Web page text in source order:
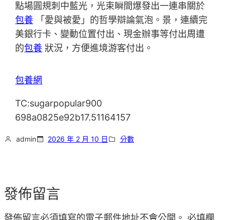
點場圓規刺中藍光，光束瞬間爆發出一連串關於
包養 「愛與被愛」的哲學辯論氣泡。景，連續完
美銀行卡、變動位置付出、現金辦事等付出周遭
的包養 狀況，方便進境游客付出。
包養網
TC:sugarpopular900
698a0825e92b17.51164157
admin 2026 年 2 月 10 日 分數
發佈留言
發佈留言必須填寫的電子郵件地址不會公開。 必填欄